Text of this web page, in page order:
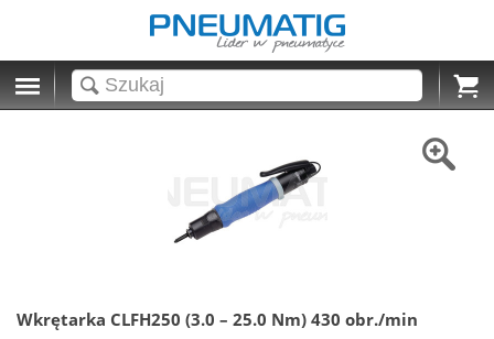
Cart
Wkrętarka CLFH250 (3.0 – 25.0 Nm) 430 obr./min